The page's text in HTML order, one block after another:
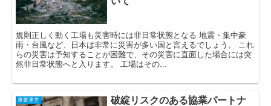
規則正しく動く工場も災害時には非日常状態となる 地震・集中豪
雨・台風など、日本は非常に災害が多い国と言えるでしょう。 これ
らの災害は予知することが困難で、その災害に直面した場合には突
然非日常状態へと入ります。 工場はその...
事業運営
破綻リスクのある協業パートナ